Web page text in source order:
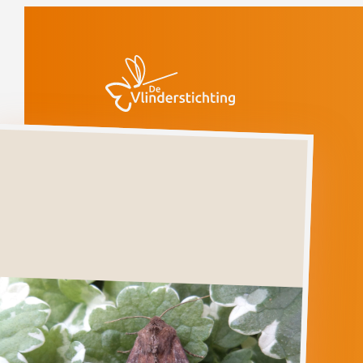
uil
LACANOBIA
OLERACEA